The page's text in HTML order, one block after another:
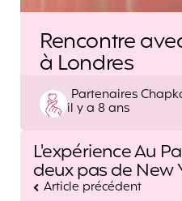
Rencontre
à Londres
Posted
by
Partenaires
il y a 8 ans
Post
navigation
L'expérience Au
deux pas de New
Article précédent